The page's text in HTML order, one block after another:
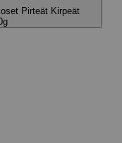
Pirteät Kirpeät